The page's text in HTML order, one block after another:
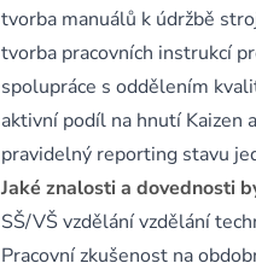
tvorba manuálů k údržbě
tvorba pracovních instrukcí
spolupráce s oddělením
aktivní podíl na hnutí Kaizen
pravidelný reporting stavu
Jaké znalosti a dovednosti
SŠ/VŠ vzdělání vzdělání
Pracovní zkušenost na